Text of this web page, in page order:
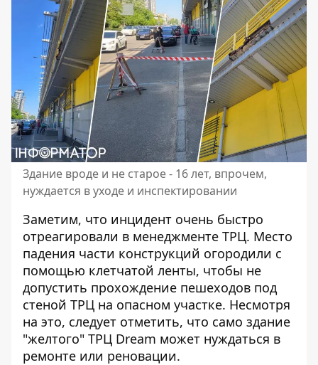
Здание вроде и не старое - 16 лет, впрочем,
нуждается в уходе и инспектировании
Заметим, что инцидент очень быстро
отреагировали в менеджменте ТРЦ. Место
падения части конструкций огородили с
помощью клетчатой ​​ленты, чтобы не
допустить прохождение пешеходов под
стеной ТРЦ на опасном участке. Несмотря
на это, следует отметить, что само здание
"желтого" ТРЦ Dream может нуждаться в
ремонте или реновации.